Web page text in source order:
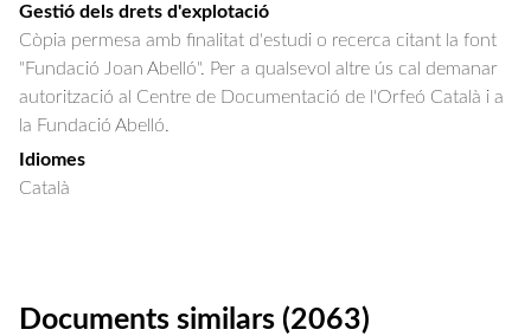
Gestió dels drets d'explotació
Còpia permesa amb finalitat d'estudi o recerca citant la font
"Fundació Joan Abelló". Per a qualsevol altre ús cal demanar
autorització al Centre de Documentació de l'Orfeó Català i a
la Fundació Abelló.
Idiomes
Català
Documents similars (2063)